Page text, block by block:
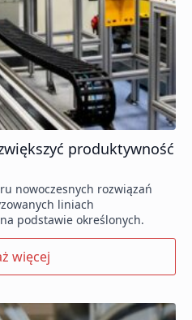
więcej
produktywność
nowoczesnych rozwiązań
liniach
podstawie określonych.